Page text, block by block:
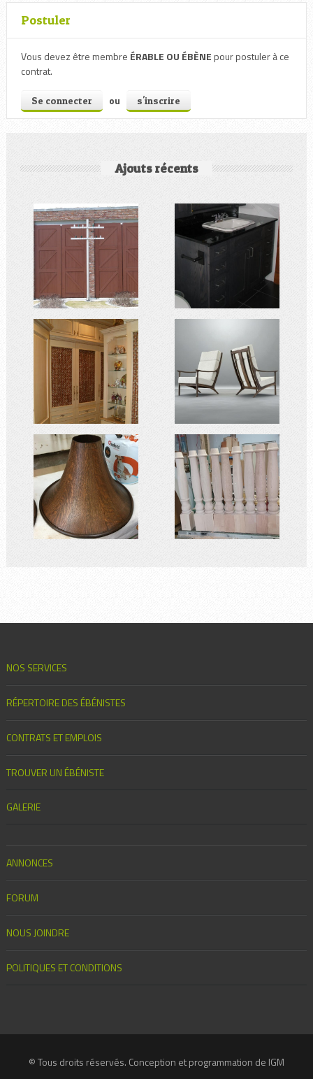
Postuler
Vous devez être membre ÉRABLE OU ÉBÈNE pour postuler à ce
contrat.
Se connecter ou s'inscrire
Ajouts récents
NOS SERVICES
RÉPERTOIRE DES ÉBÉNISTES
CONTRATS ET EMPLOIS
TROUVER UN ÉBÉNISTE
GALERIE
ANNONCES
FORUM
NOUS JOINDRE
POLITIQUES ET CONDITIONS
© Tous droits réservés. Conception et programmation de IGM